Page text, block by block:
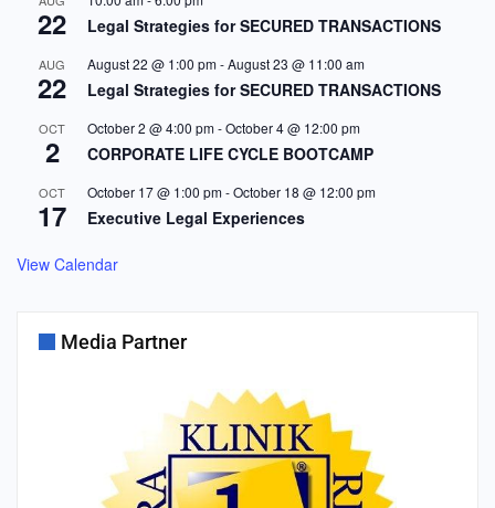
22 Legal Strategies for SECURED TRANSACTIONS
AUG
22
August 22 @ 1:00 pm-August 23 @ 11:00 am
Legal Strategies for SECURED TRANSACTIONS
OCT
2
October 2 @ 4:00 pm-October 4 @ 12:00 pm
CORPORATE LIFE CYCLE BOOTCAMP
OCT
17
October 17 @ 1:00 pm-October 18 @ 12:00 pm
Executive Legal Experiences
View Calendar
Media Partner